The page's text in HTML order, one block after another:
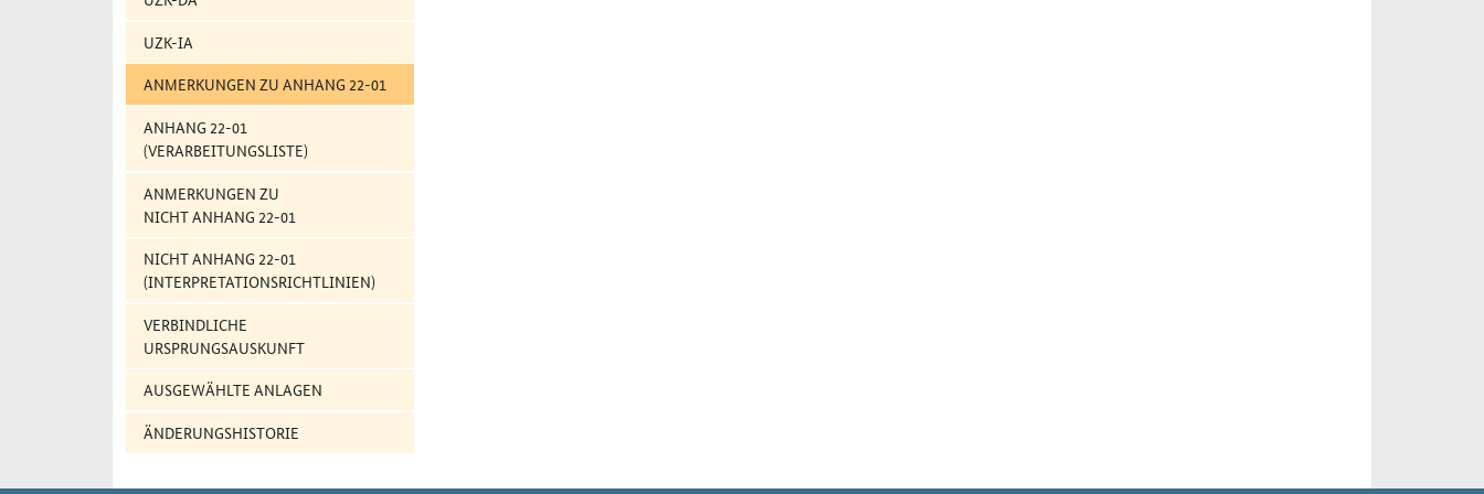
UZK-IA
ANMERKUNGEN ZU ANHANG 22-01
ANHANG 22-01
(VERARBEITUNGSLISTE)
ANMERKUNGEN ZU
NICHT ANHANG 22-01
NICHT ANHANG 22-01
(INTERPRETATIONSRICHTLINIEN)
VERBINDLICHE
URSPRUNGSAUSKUNFT
AUSGEWÄHLTE ANLAGEN
ÄNDERUNGSHISTORIE